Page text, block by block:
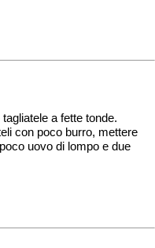
a fette tonde.
con poco burro, mettere
uovo di lompo e due